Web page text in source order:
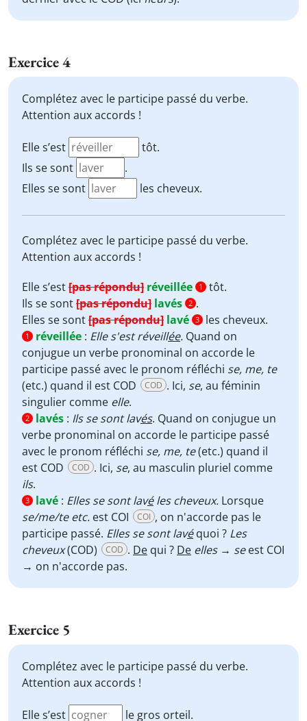
Exercice 4
Complétez avec le participe passé du verbe.
Attention aux accords !
Elle s’est
tôt.
Ils se sont
.
Elles se sont
les cheveux.
Complétez avec le participe passé du verbe.
Attention aux accords !
Elle s’est[pas répondu] réveillée 1
tôt.
Ils se sont[pas répondu] lavés 2 .
Elles se sont[pas répondu] lavé 3 les cheveux.
1 réveillée : Elle s'est réveillée. Quand on
conjugue un verbe pronominal on accorde le
participe passé avec le pronom réfléchi se, me, te
(etc.) quand il est COD
COD . Ici, se, au féminin
singulier comme elle.
2 lavés : Ils se sont lavés. Quand on conjugue un
verbe pronominal on accorde le participe passé
avec le pronom réfléchi se, me, te(etc.) quand il
est COD
COD . Ici, se, au masculin pluriel comme
ils.
3 lavé : Elles se sont lavéles cheveux. Lorsque
se/me/te etc. est COI COI , on n'accorde pas le
participe passé. Elles se sont lavé quoi ? Les
cheveux(COD) COD . De qui ? De elles → seest COI
→ on n'accorde pas.
Exercice 5
Complétez avec le participe passé du verbe.
Attention aux accords !
Elle s’est
le gros orteil.